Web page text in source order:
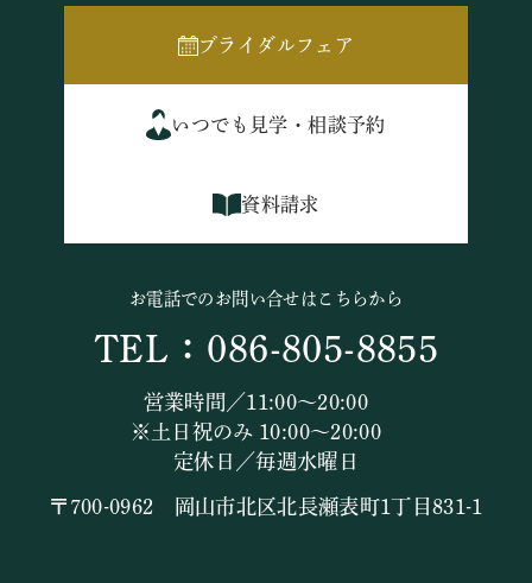
ブライダルフェア
いつでも見学・相談予約
資料請求
お電話でのお問い合せはこちらから
TEL：086-805-8855
営業時間／11:00～20:00
※土日祝のみ 10:00～20:00
定休日／毎週水曜日
〒700-0962 岡山市北区北長瀬表町1丁目831-1